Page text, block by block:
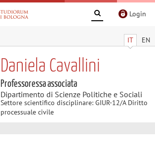
Login
IT EN
Daniela Cavallini
Professoressa associata
Dipartimento di Scienze Politiche e Sociali
Settore scientifico disciplinare: GIUR-12/A Diritto
processuale civile